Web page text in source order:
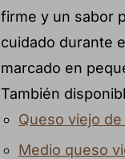
firme y un sabor
cuidado durante
marcado en
También
Queso viejo
Medio queso